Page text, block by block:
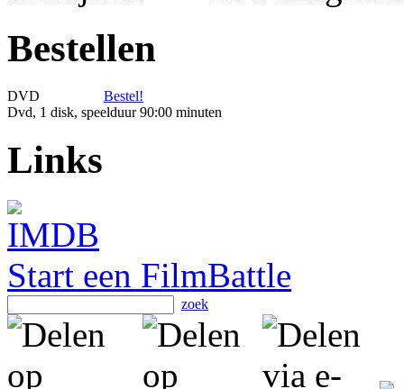
Bestellen
DVD
Bestel!
Dvd, 1 disk, speelduur 90:00 minuten
Links
Start een FilmBattle
zoek